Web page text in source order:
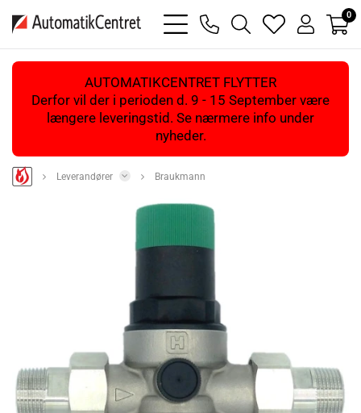
bars
light
phone
magnifying
glass
heart
light
user
light
0
AUTOMATIKCENTRET FLYTTER
Derfor vil der i perioden d. 9 - 15 September være
længere leveringstid. Se nærmere info under
nyheder.
Leverandører Braukmann